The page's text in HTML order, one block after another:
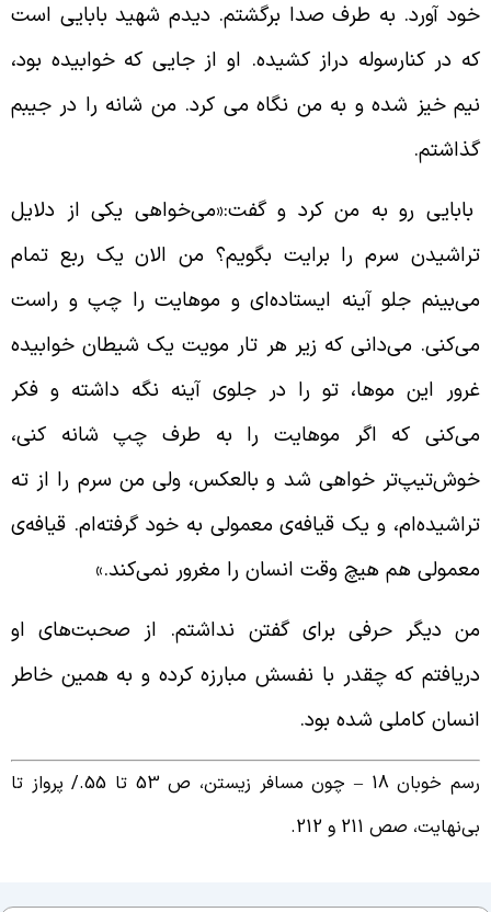
آورد. به طرف صدا برگشتم. دیدم شهید بابایی است
در کنارسوله دراز کشیده. او از جایی که خوابیده بود،
خیز شده و به من نگاه می کرد. من شانه را در جیبم
رو به من کرد و گفت:«می‌خواهی یکی از دلایل
سرم را برایت بگویم؟ من الان یک ربع تمام
جلو آینه ایستاده‌ای و موهایت را چپ و راست
می‌دانی که زیر هر تار مویت یک شیطان خوابیده
این موها، تو را در جلوی آینه نگه داشته و فکر
که اگر موهایت را به طرف چپ شانه کنی،
خواهی شد و بالعکس، ولی من سرم را از ته
و یک قیافه‌ی معمولی به خود گرفته‌ام. قیافه‌ی
هم هیچ وقت انسان را مغرور نمی‌کند.»
دیگر حرفی برای گفتن نداشتم. از صحبت‌های او
که چقدر با نفسش مبارزه کرده و به همین خاطر
کاملی شده بود.
خوبان 18 – چون مسافر زیستن، ص 53 تا 55./
پرواز تا
صص 211 و 212.